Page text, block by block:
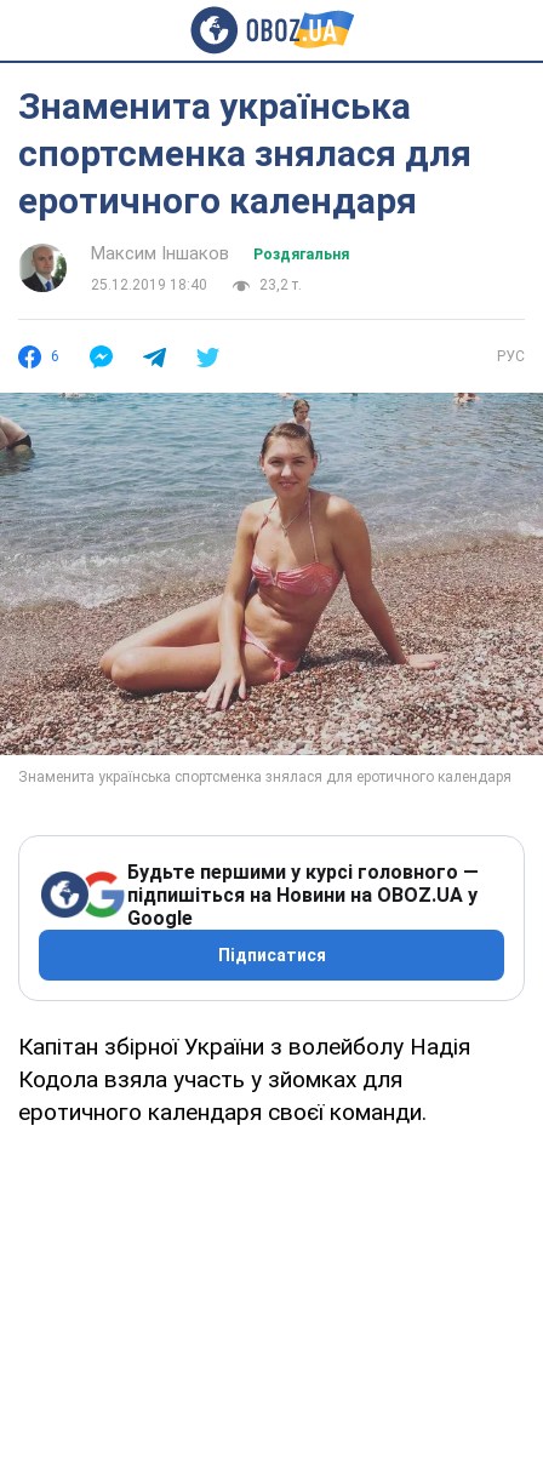
Знаменита українська
спортсменка знялася для
еротичного календаря
Максим Іншаков
Роздягальня
25.12.2019 18:40
23,2 т.
6 РУС
Будьте першими у курсі головного —
підпишіться на Новини на OBOZ.UA у
Google
Підписатися
Капітан збірної України з волейболу Надія
Кодола взяла участь у зйомках для
еротичного календаря своєї команди.